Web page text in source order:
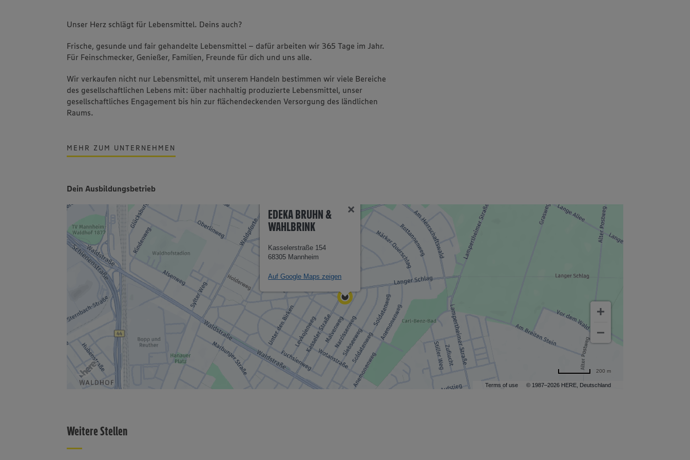
Unser Herz schlägt für Lebensmittel. Deins auch?
Frische, gesunde und fair gehandelte Lebensmittel – dafür arbeiten wir 365 Tage im Jahr.
Für Feinschmecker, Genießer, Familien, Freunde für dich und uns alle.
Wir verkaufen nicht nur Lebensmittel, mit unserem Handeln bestimmen wir viele Bereiche
des gesellschaftlichen Lebens mit: über nachhaltig produzierte Lebensmittel, unser
gesellschaftliches Engagement bis hin zur flächendeckenden Versorgung des ländlichen
Raums.
MEHR ZUM UNTERNEHMEN
Dein Ausbildungsbetrieb
Terms of use © 1987–2026 HERE, Deutschland
EDEKA BRUHN &
WAHLBRINK
Kasselerstraße 154
68305 Mannheim
Auf Google Maps zeigen
200 m
Weitere Stellen